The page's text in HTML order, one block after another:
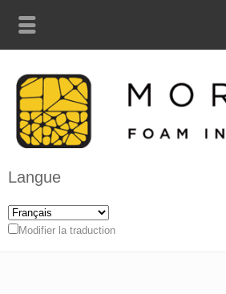
Langue
Modifier la traduction